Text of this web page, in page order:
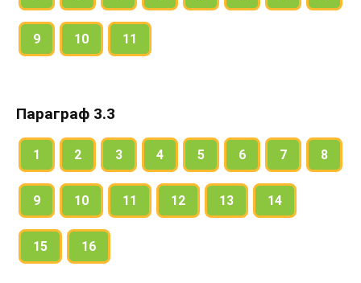
9 10 11
Параграф 3.3
1 2 3 4 5 6 7 8
9 10 11 12 13 14
15 16